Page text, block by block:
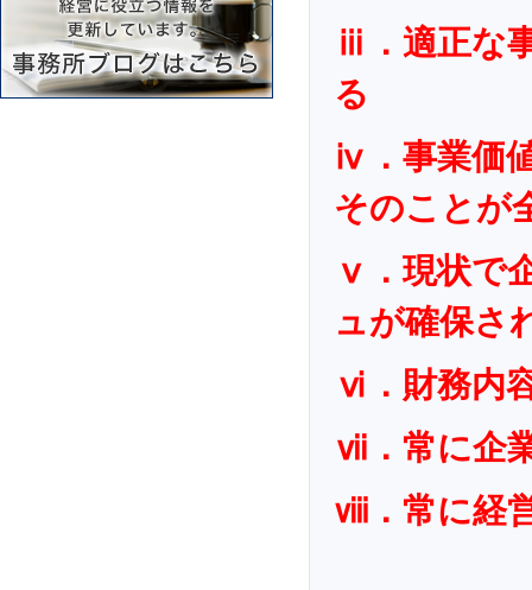
ⅲ．適正な
る
ⅳ．事業価
そのことが
ⅴ．現状で
ュが確保さ
ⅵ．財務内
ⅶ．常に企
ⅷ．常に経